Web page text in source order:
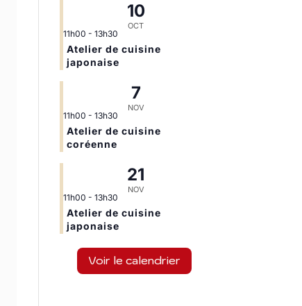
10
OCT
11h00 - 13h30
Atelier de cuisine
japonaise
7
NOV
11h00 - 13h30
Atelier de cuisine
coréenne
21
NOV
11h00 - 13h30
Atelier de cuisine
japonaise
Voir le calendrier